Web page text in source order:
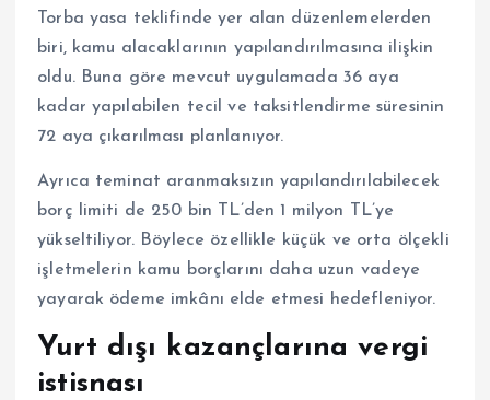
Torba yasa teklifinde yer alan düzenlemelerden
biri, kamu alacaklarının yapılandırılmasına ilişkin
oldu. Buna göre mevcut uygulamada 36 aya
kadar yapılabilen tecil ve taksitlendirme süresinin
72 aya çıkarılması planlanıyor.
Ayrıca teminat aranmaksızın yapılandırılabilecek
borç limiti de 250 bin TL’den 1 milyon TL’ye
yükseltiliyor. Böylece özellikle küçük ve orta ölçekli
işletmelerin kamu borçlarını daha uzun vadeye
yayarak ödeme imkânı elde etmesi hedefleniyor.
Yurt dışı kazançlarına vergi
istisnası